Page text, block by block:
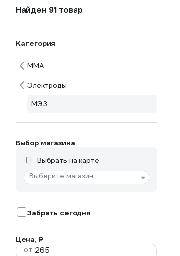
Найден 91 товар
Категория
ММА
Электроды
МЭЗ
Выбор магазина
Выбрать на карте
Выберите магазин
Забрать сегодня
Цена, ₽
от